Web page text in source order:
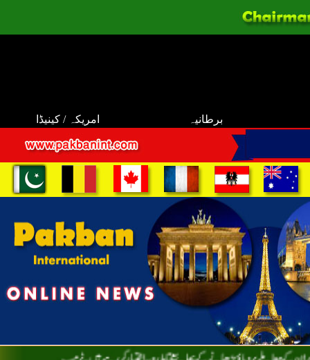
امریکہ / کینیڈا برطانیہ